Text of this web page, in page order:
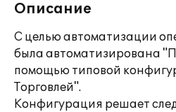
Описание
С целью автоматизации
была автоматизирована
помощью типовой
Торговлей".
Конфигурация решает